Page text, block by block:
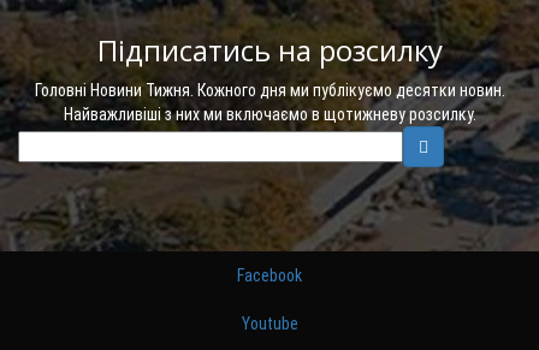
Підписатись на розсилку
Головні Новини Тижня. Кожного дня ми публікуємо десятки новин.
Найважливіші з них ми включаємо в щотижневу розсилку.
Facebook
Youtube